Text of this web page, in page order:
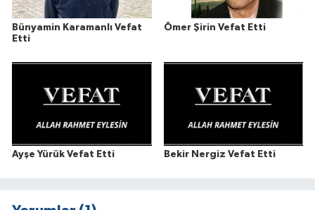
Bünyamin Karamanlı Vefat
Etti
Ömer Şirin Vefat Etti
Ayşe Yürük Vefat Etti Bekir Nergiz Vefat Etti